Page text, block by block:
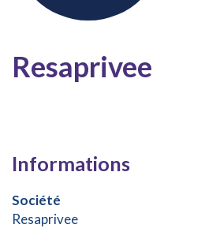
Resaprivee
Informations
Société
Resaprivee